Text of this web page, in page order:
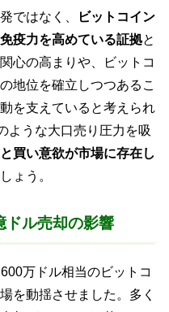
ではなく、
ビットコイン
疫力を高めている証拠と
心の高まりや、ビットコ
地位を確立しつつあるこ
を支えていると考えられ
ような大口売り圧力を吸
買い意欲が市場に存在し
ょう。
ル売却の影響
万ドル相当のビットコ
を動揺させました。多く